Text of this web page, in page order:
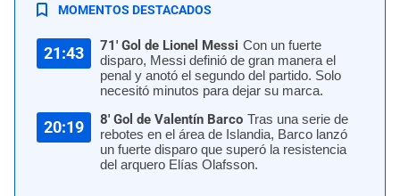
MOMENTOS DESTACADOS
21:43 71' Gol de Lionel Messi Con un fuerte
disparo, Messi definió de gran manera el
penal y anotó el segundo del partido. Solo
necesitó minutos para dejar su marca.
20:19 8' Gol de Valentín Barco Tras una serie de
rebotes en el área de Islandia, Barco lanzó
un fuerte disparo que superó la resistencia
del arquero Elías Olafsson.